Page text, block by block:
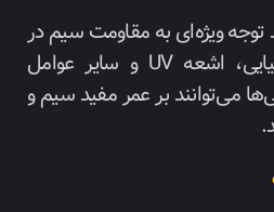
توجه ویژه‌ای به مقاومت سیم در
برابر رطوبت، مواد شیمیایی، اشعه UV و سایر عوامل
می‌توانند بر عمر مفید سیم و